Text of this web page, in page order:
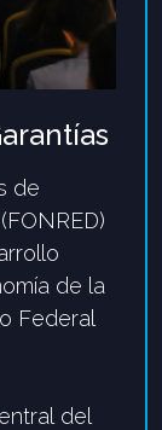
de
(FONRED)
de la
Federal
del